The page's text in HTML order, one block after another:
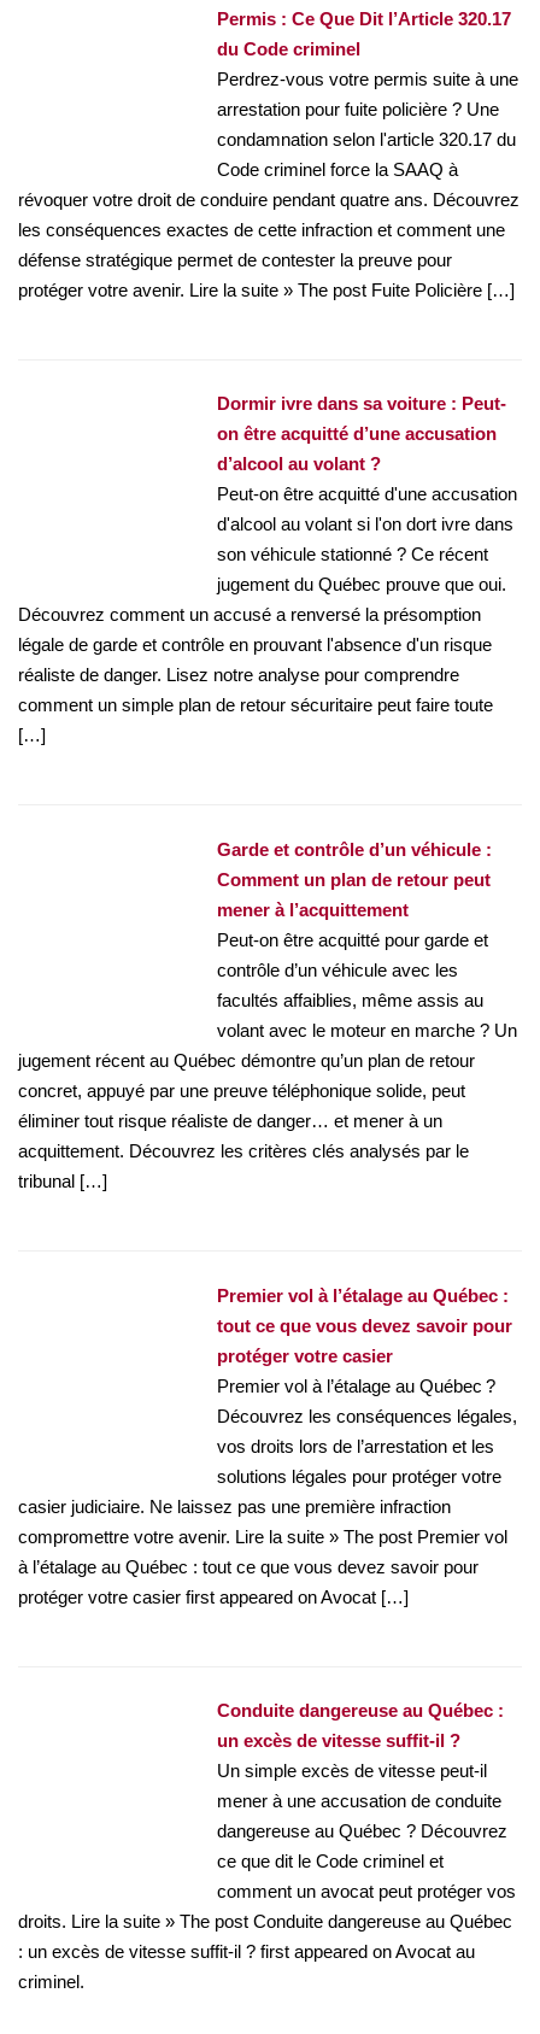
Permis : Ce Que Dit l’Article 320.17
du Code criminel
Perdrez-vous votre permis suite à une
arrestation pour fuite policière ? Une
condamnation selon l'article 320.17 du
Code criminel force la SAAQ à
révoquer votre droit de conduire pendant quatre ans. Découvrez
les conséquences exactes de cette infraction et comment une
défense stratégique permet de contester la preuve pour
protéger votre avenir. Lire la suite » The post Fuite Policière […]
Dormir ivre dans sa voiture : Peut-
on être acquitté d’une accusation
d’alcool au volant ?
Peut-on être acquitté d'une accusation
d'alcool au volant si l'on dort ivre dans
son véhicule stationné ? Ce récent
jugement du Québec prouve que oui.
Découvrez comment un accusé a renversé la présomption
légale de garde et contrôle en prouvant l'absence d'un risque
réaliste de danger. Lisez notre analyse pour comprendre
comment un simple plan de retour sécuritaire peut faire toute
[…]
Garde et contrôle d’un véhicule :
Comment un plan de retour peut
mener à l’acquittement
Peut-on être acquitté pour garde et
contrôle d’un véhicule avec les
facultés affaiblies, même assis au
volant avec le moteur en marche ? Un
jugement récent au Québec démontre qu’un plan de retour
concret, appuyé par une preuve téléphonique solide, peut
éliminer tout risque réaliste de danger… et mener à un
acquittement. Découvrez les critères clés analysés par le
tribunal […]
Premier vol à l’étalage au Québec :
tout ce que vous devez savoir pour
protéger votre casier
Premier vol à l’étalage au Québec ?
Découvrez les conséquences légales,
vos droits lors de l’arrestation et les
solutions légales pour protéger votre
casier judiciaire. Ne laissez pas une première infraction
compromettre votre avenir. Lire la suite » The post Premier vol
à l’étalage au Québec : tout ce que vous devez savoir pour
protéger votre casier first appeared on Avocat […]
Conduite dangereuse au Québec :
un excès de vitesse suffit-il ?
Un simple excès de vitesse peut-il
mener à une accusation de conduite
dangereuse au Québec ? Découvrez
ce que dit le Code criminel et
comment un avocat peut protéger vos
droits. Lire la suite » The post Conduite dangereuse au Québec
: un excès de vitesse suffit-il ? first appeared on Avocat au
criminel.